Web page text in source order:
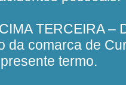
TERCEIRA –
da comarca de
termo.